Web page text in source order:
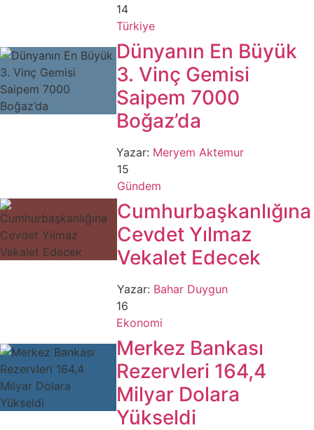
14
Türkiye
Dünyanın En Büyük
3. Vinç Gemisi
Saipem 7000
Boğaz’da
Yazar: Meryem Aktemur
15
Gündem
Cumhurbaşkanlığına
Cevdet Yılmaz
Vekalet Edecek
Yazar: Bahar Duygun
16
Ekonomi
Merkez Bankası
Rezervleri 164,4
Milyar Dolara
Yükseldi